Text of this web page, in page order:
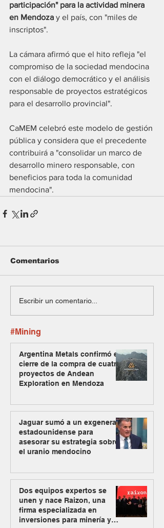
participación" para la actividad minera
en Mendoza y el país, con "miles de
inscriptos".
La cámara afirmó que el hito refleja "el
compromiso de la sociedad mendocina
con el diálogo democrático y el análisis
responsable de proyectos estratégicos
para el desarrollo provincial".
CaMEM celebró este modelo de gestión
pública y considera que el precedente
contribuirá a "consolidar un marco de
desarrollo minero responsable, con
beneficios para toda la comunidad
mendocina".
Comentarios
Escribir un comentario...
#Mining
Argentina Metals confirmó el
cierre de la compra de cuatro
proyectos de Andean
Exploration en Mendoza
Jaguar sumó a un exgeneral
estadounidense para
asesorar su estrategia sobre
el uranio mendocino
Dos equipos expertos se
unen y nace Raizon, una
firma especializada en
inversiones para minería y